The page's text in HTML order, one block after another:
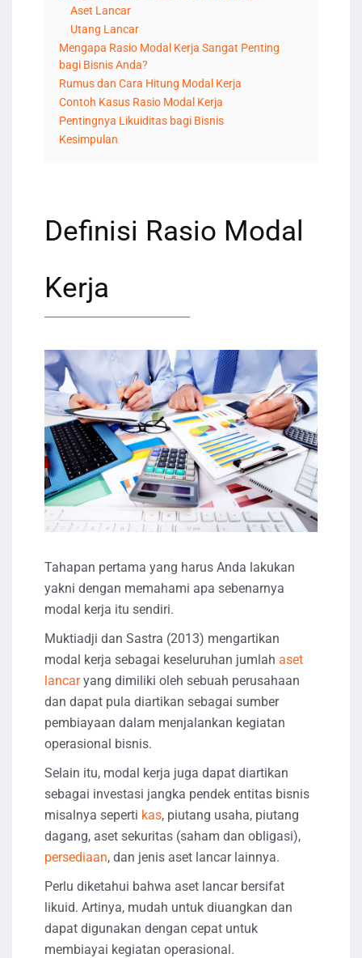
Aset Lancar
Utang Lancar
Mengapa Rasio Modal Kerja Sangat Penting
bagi Bisnis Anda?
Rumus dan Cara Hitung Modal Kerja
Contoh Kasus Rasio Modal Kerja
Pentingnya Likuiditas bagi Bisnis
Kesimpulan
Definisi Rasio Modal
Kerja
Tahapan pertama yang harus Anda lakukan
yakni dengan memahami apa sebenarnya
modal kerja itu sendiri.
Muktiadji dan Sastra (2013) mengartikan
modal kerja sebagai keseluruhan jumlah aset
lancaryang dimiliki oleh sebuah perusahaan
dan dapat pula diartikan sebagai sumber
pembiayaan dalam menjalankan kegiatan
operasional bisnis.
Selain itu, modal kerja juga dapat diartikan
sebagai investasi jangka pendek entitas bisnis
misalnya seperti kas, piutang usaha, piutang
dagang, aset sekuritas (saham dan obligasi),
persediaan, dan jenis aset lancar lainnya.
Perlu diketahui bahwa aset lancar bersifat
likuid. Artinya, mudah untuk diuangkan dan
dapat digunakan dengan cepat untuk
membiayai kegiatan operasional.